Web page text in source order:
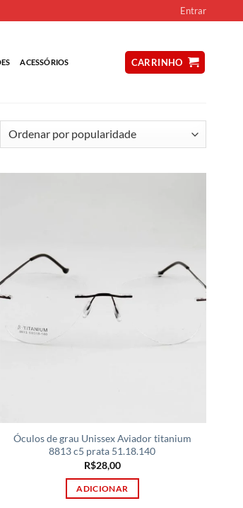
Entrar
ACESSÓRIOS CARRINHO
Óculos de grau Unissex Aviador titanium
8813 c5 prata 51.18.140
R$28,00
ADICIONAR